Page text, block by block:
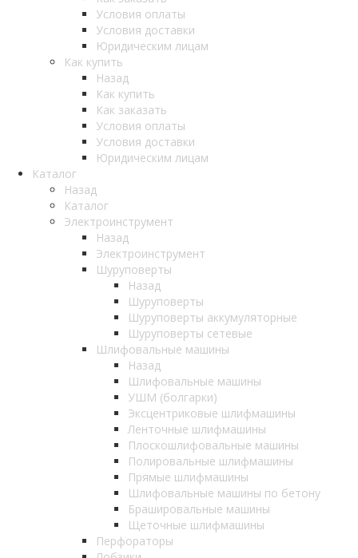
Условия оплаты
Условия доставки
Юридическим лицам
Как купить
Назад
Как купить
Как заказать
Условия оплаты
Условия доставки
Юридическим лицам
Каталог
Назад
Каталог
Электроинструмент
Назад
Электроинструмент
Шуруповерты
Назад
Шуруповерты
Шуруповерты аккумуляторные
Шуруповерты сетевые
Шлифовальные машины
Назад
Шлифовальные машины
УШМ (болгарки)
Эксцентриковые шлифмашины
Ленточные шлифмашины
Плоскошлифовальные машины
Полировальные шлифмашины
Прямые шлифмашины
Шлифовальные машины по бетону
Брашировальные машины
Щеточные шлифмашины
Перфораторы